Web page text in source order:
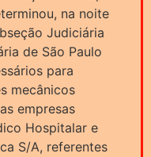
na noite
Judiciária
de São Paulo
para
mecânicos
empresas
Hospitalar e
S/A, referentes